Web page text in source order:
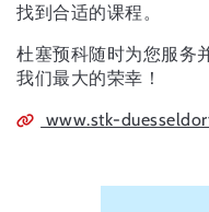
找到合适的课程。
杜塞预科随时为您服务
我们最大的荣幸！
www.stk-